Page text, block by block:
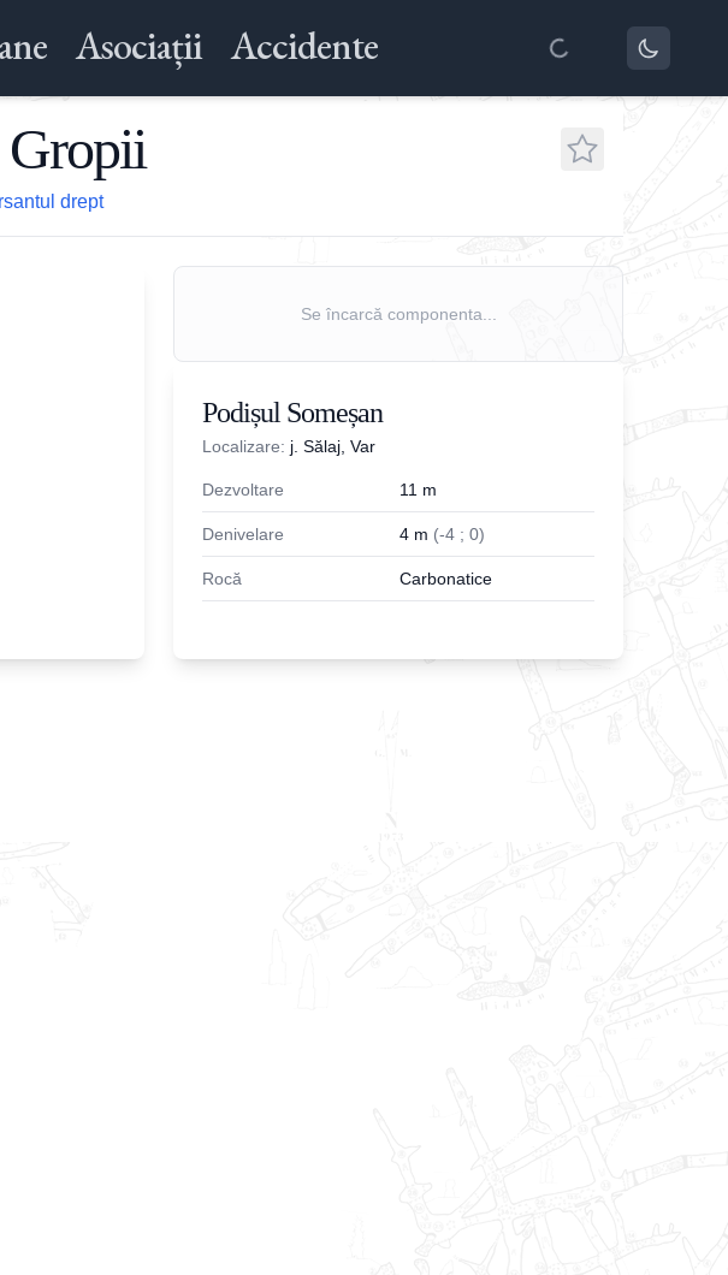
Asociații Accidente
Gropii
drept
Se încarcă componenta...
Podișul Someșan
Localizare: j. Sălaj, Var
Dezvoltare 11 m
Denivelare 4 m (-4 ; 0)
Rocă Carbonatice